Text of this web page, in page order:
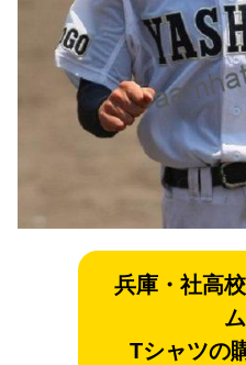
兵庫・社高
Tシャツの